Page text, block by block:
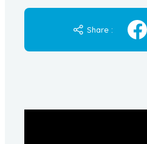
Share :